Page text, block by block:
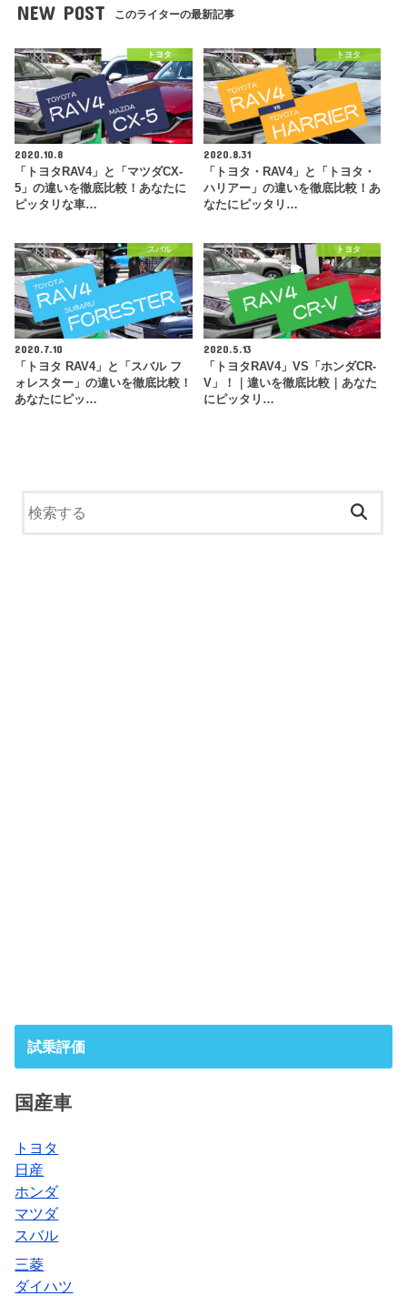
NEW POST このライターの最新記事
トヨタ
2020.10.8
「トヨタRAV4」と「マツダCX-
5」の違いを徹底比較！あなたに
ピッタリな車…
トヨタ
2020.8.31
「トヨタ・RAV4」と「トヨタ・
ハリアー」の違いを徹底比較！あ
なたにピッタリ…
スバル
2020.7.10
「トヨタ RAV4」と「スバル フ
ォレスター」の違いを徹底比較！
あなたにピッ…
トヨタ
2020.5.13
「トヨタRAV4」VS「ホンダCR-
V」！｜違いを徹底比較｜あなた
にピッタリ…
試乗評価
国産車
トヨタ
日産
ホンダ
マツダ
スバル
三菱
ダイハツ